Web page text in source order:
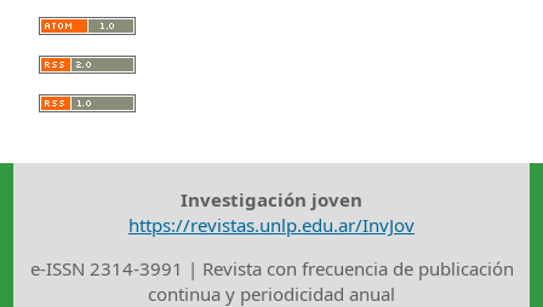
Investigación joven
https://revistas.unlp.edu.ar/InvJov
e-ISSN 2314-3991 | Revista con frecuencia de publicación
continua y periodicidad anual